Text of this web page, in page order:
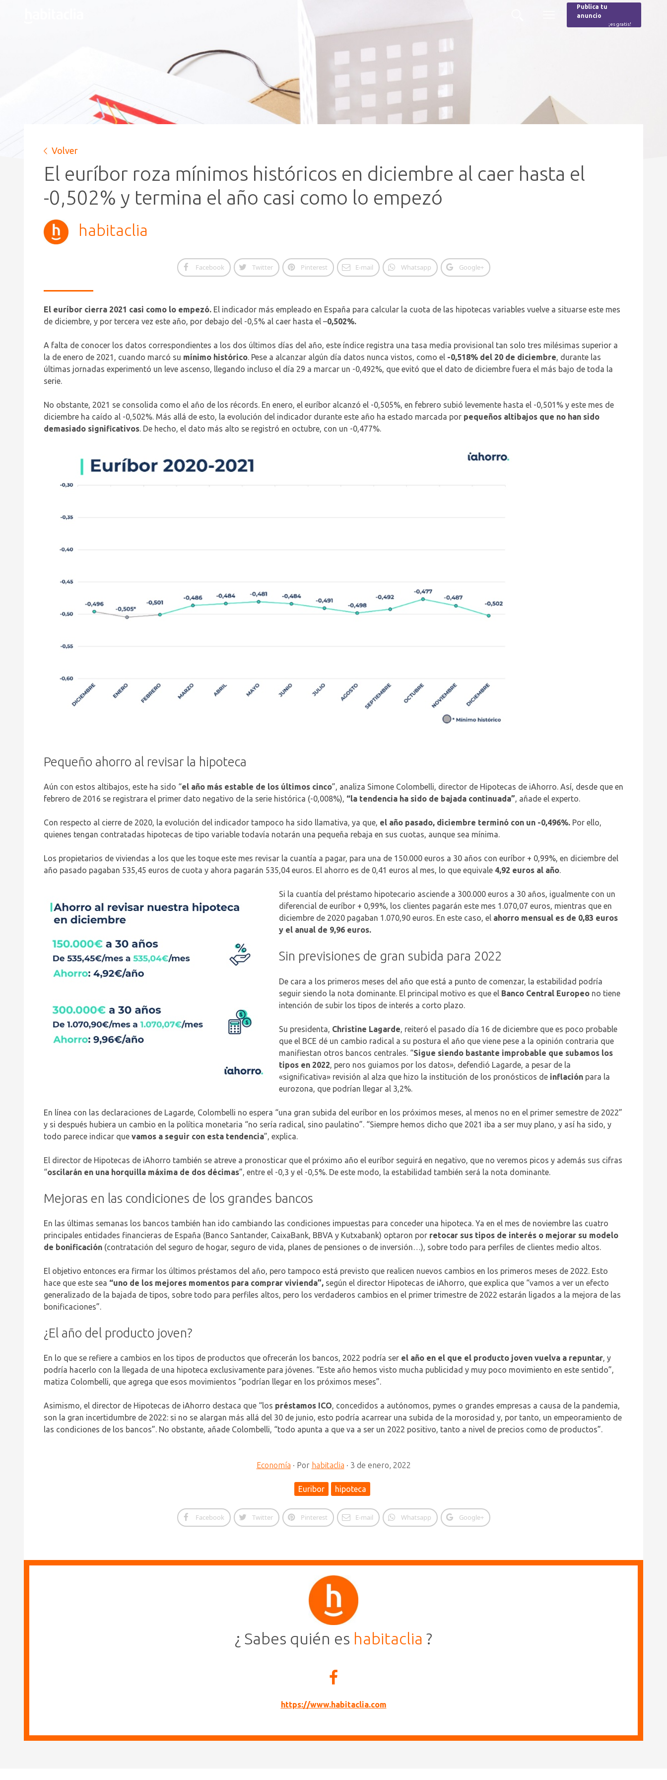
Publica tu
anuncio
¡es gratis!
Volver
El euríbor roza mínimos históricos en diciembre al caer hasta el
-0,502% y termina el año casi como lo empezó
habitaclia
Facebook Twitter Pinterest E-mail Whatsapp Google+
El euríbor cierra 2021 casi como lo empezó. El indicador más empleado en España para calcular la cuota de las hipotecas variables vuelve a situarse este mes
de diciembre, y por tercera vez este año, por debajo del -0,5% al caer hasta el –0,502%.
A falta de conocer los datos correspondientes a los dos últimos días del año, este índice registra una tasa media provisional tan solo tres milésimas superior a
la de enero de 2021, cuando marcó su mínimo histórico. Pese a alcanzar algún día datos nunca vistos, como el -0,518% del 20 de diciembre, durante las
últimas jornadas experimentó un leve ascenso, llegando incluso el día 29 a marcar un -0,492%, que evitó que el dato de diciembre fuera el más bajo de toda la
serie.
No obstante, 2021 se consolida como el año de los récords. En enero, el euríbor alcanzó el -0,505%, en febrero subió levemente hasta el -0,501% y este mes de
diciembre ha caído al -0,502%. Más allá de esto, la evolución del indicador durante este año ha estado marcada por pequeños altibajos que no han sido
demasiado significativos. De hecho, el dato más alto se registró en octubre, con un -0,477%.
Pequeño ahorro al revisar la hipoteca
Aún con estos altibajos, este ha sido “el año más estable de los últimos cinco”, analiza Simone Colombelli, director de Hipotecas de iAhorro. Así, desde que en
febrero de 2016 se registrara el primer dato negativo de la serie histórica (-0,008%), “la tendencia ha sido de bajada continuada”, añade el experto.
Con respecto al cierre de 2020, la evolución del indicador tampoco ha sido llamativa, ya que, el año pasado, diciembre terminó con un -0,496%. Por ello,
quienes tengan contratadas hipotecas de tipo variable todavía notarán una pequeña rebaja en sus cuotas, aunque sea mínima.
Los propietarios de viviendas a los que les toque este mes revisar la cuantía a pagar, para una de 150.000 euros a 30 años con euríbor + 0,99%, en diciembre del
año pasado pagaban 535,45 euros de cuota y ahora pagarán 535,04 euros. El ahorro es de 0,41 euros al mes, lo que equivale 4,92 euros al año.
Si la cuantía del préstamo hipotecario asciende a 300.000 euros a 30 años, igualmente con un
diferencial de euríbor + 0,99%, los clientes pagarán este mes 1.070,07 euros, mientras que en
diciembre de 2020 pagaban 1.070,90 euros. En este caso, el ahorro mensual es de 0,83 euros
y el anual de 9,96 euros.
Sin previsiones de gran subida para 2022
De cara a los primeros meses del año que está a punto de comenzar, la estabilidad podría
seguir siendo la nota dominante. El principal motivo es que el Banco Central Europeo no tiene
intención de subir los tipos de interés a corto plazo.
Su presidenta, Christine Lagarde, reiteró el pasado día 16 de diciembre que es poco probable
que el BCE dé un cambio radical a su postura el año que viene pese a la opinión contraria que
manifiestan otros bancos centrales. “Sigue siendo bastante improbable que subamos los
tipos en 2022, pero nos guiamos por los datos», defendió Lagarde, a pesar de la
«significativa» revisión al alza que hizo la institución de los pronósticos de inflación para la
eurozona, que podrían llegar al 3,2%.
En línea con las declaraciones de Lagarde, Colombelli no espera “una gran subida del euríbor en los próximos meses, al menos no en el primer semestre de 2022”
y si después hubiera un cambio en la política monetaria “no sería radical, sino paulatino”. “Siempre hemos dicho que 2021 iba a ser muy plano, y así ha sido, y
todo parece indicar que vamos a seguir con esta tendencia”, explica.
El director de Hipotecas de iAhorro también se atreve a pronosticar que el próximo año el euríbor seguirá en negativo, que no veremos picos y además sus cifras
“oscilarán en una horquilla máxima de dos décimas”, entre el -0,3 y el -0,5%. De este modo, la estabilidad también será la nota dominante.
Mejoras en las condiciones de los grandes bancos
En las últimas semanas los bancos también han ido cambiando las condiciones impuestas para conceder una hipoteca. Ya en el mes de noviembre las cuatro
principales entidades financieras de España (Banco Santander, CaixaBank, BBVA y Kutxabank) optaron por retocar sus tipos de interés o mejorar su modelo
de bonificación (contratación del seguro de hogar, seguro de vida, planes de pensiones o de inversión…), sobre todo para perfiles de clientes medio altos.
El objetivo entonces era firmar los últimos préstamos del año, pero tampoco está previsto que realicen nuevos cambios en los primeros meses de 2022. Esto
hace que este sea “uno de los mejores momentos para comprar vivienda”, según el director Hipotecas de iAhorro, que explica que “vamos a ver un efecto
generalizado de la bajada de tipos, sobre todo para perfiles altos, pero los verdaderos cambios en el primer trimestre de 2022 estarán ligados a la mejora de las
bonificaciones”.
¿El año del producto joven?
En lo que se refiere a cambios en los tipos de productos que ofrecerán los bancos, 2022 podría ser el año en el que el producto joven vuelva a repuntar, y
podría hacerlo con la llegada de una hipoteca exclusivamente para jóvenes. “Este año hemos visto mucha publicidad y muy poco movimiento en este sentido”,
matiza Colombelli, que agrega que esos movimientos “podrían llegar en los próximos meses”.
Asimismo, el director de Hipotecas de iAhorro destaca que “los préstamos ICO, concedidos a autónomos, pymes o grandes empresas a causa de la pandemia,
son la gran incertidumbre de 2022: si no se alargan más allá del 30 de junio, esto podría acarrear una subida de la morosidad y, por tanto, un empeoramiento de
las condiciones de los bancos”. No obstante, añade Colombelli, “todo apunta a que va a ser un 2022 positivo, tanto a nivel de precios como de productos”.
Economía · Por habitaclia · 3 de enero, 2022
Euribor hipoteca
Facebook Twitter Pinterest E-mail Whatsapp Google+
¿ Sabes quién es habitaclia ?
https://www.habitaclia.com